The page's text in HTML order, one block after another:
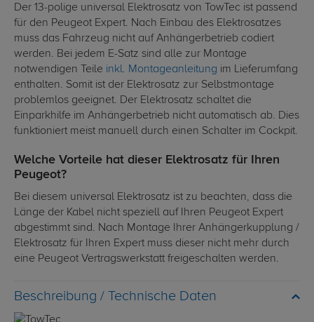
Der 13-polige universal Elektrosatz von TowTec ist passend
für den Peugeot Expert. Nach Einbau des Elektrosatzes
muss das Fahrzeug nicht auf Anhängerbetrieb codiert
werden. Bei jedem E-Satz sind alle zur Montage
notwendigen Teile inkl. Montageanleitung im Lieferumfang
enthalten. Somit ist der Elektrosatz zur Selbstmontage
problemlos geeignet. Der Elektrosatz schaltet die
Einparkhilfe im Anhängerbetrieb nicht automatisch ab. Dies
funktioniert meist manuell durch einen Schalter im Cockpit.
Welche Vorteile hat dieser Elektrosatz für Ihren
Peugeot?
Bei diesem universal Elektrosatz ist zu beachten, dass die
Länge der Kabel nicht speziell auf Ihren Peugeot Expert
abgestimmt sind. Nach Montage Ihrer Anhängerkupplung /
Elektrosatz für Ihren Expert muss dieser nicht mehr durch
eine Peugeot Vertragswerkstatt freigeschalten werden.
Technische Daten